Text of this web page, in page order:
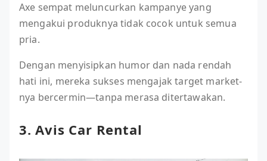
Axe sempat meluncurkan kampanye yang
mengakui produknya tidak cocok untuk semua
pria.
Dengan menyisipkan humor dan nada rendah
hati ini, mereka sukses mengajak target market-
nya bercermin—tanpa merasa ditertawakan.
3. Avis Car Rental